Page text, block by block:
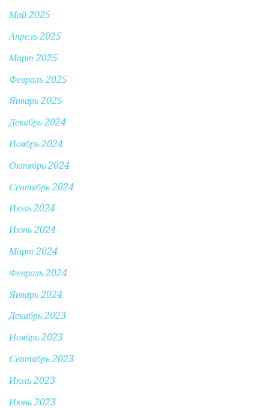
Май 2025
Апрель 2025
Март 2025
Февраль 2025
Январь 2025
Декабрь 2024
Ноябрь 2024
Октябрь 2024
Сентябрь 2024
Июль 2024
Июнь 2024
Март 2024
Февраль 2024
Январь 2024
Декабрь 2023
Ноябрь 2023
Сентябрь 2023
Июль 2023
Июнь 2023